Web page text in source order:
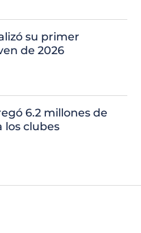
su primer
de 2026
6.2 millones de
los clubes